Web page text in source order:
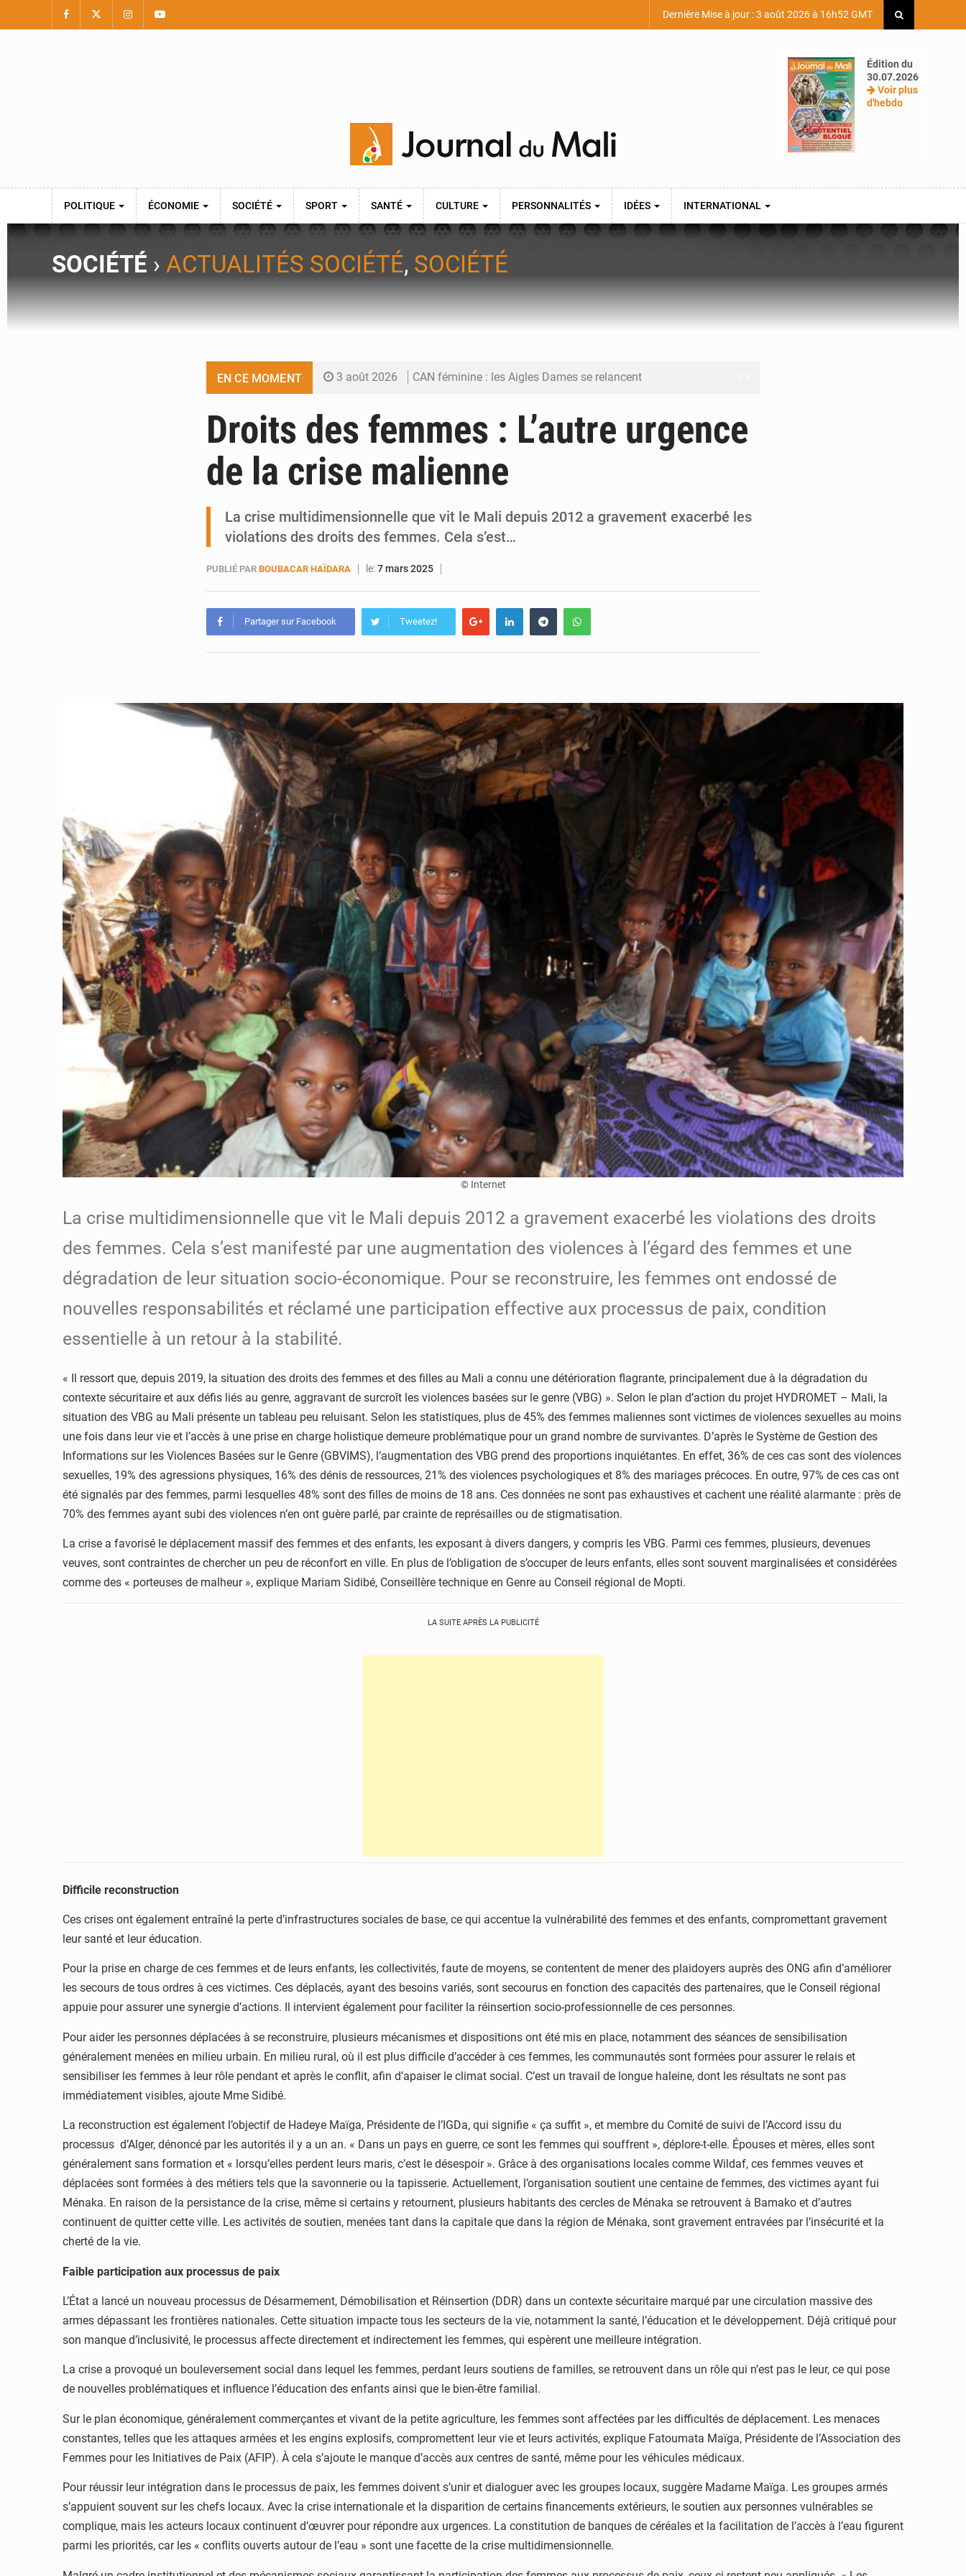
Dernière Mise à jour : 3 août 2026 à 16h52 GMT
Édition du
30.07.2026
Voir plus
d'hebdo
POLITIQUE ÉCONOMIE SOCIÉTÉ SPORT SANTÉ CULTURE PERSONNALITÉS IDÉES INTERNATIONAL
SOCIÉTÉ › ACTUALITÉS SOCIÉTÉ, SOCIÉTÉ
EN CE MOMENT 3 août 2026 CAN féminine : les Aigles Dames se relancent
3 août 2026 Hivernage : l’anticipation des crues à l’épreuve
3 août 2026 Mobilité étudiante : une présence africaine en hausse dans les universités russes
Droits des femmes : L’autre urgence
de la crise malienne
La crise multidimensionnelle que vit le Mali depuis 2012 a gravement exacerbé les
violations des droits des femmes. Cela s’est…
PUBLIÉ PAR BOUBACAR HAÏDARA le:7 mars 2025
Partager sur Facebook Tweetez!
© Internet
La crise multidimensionnelle que vit le Mali depuis 2012 a gravement exacerbé les violations des droits
des femmes. Cela s’est manifesté par une augmentation des violences à l’égard des femmes et une
dégradation de leur situation socio-économique. Pour se reconstruire, les femmes ont endossé de
nouvelles responsabilités et réclamé une participation effective aux processus de paix, condition
essentielle à un retour à la stabilité.
« Il ressort que, depuis 2019, la situation des droits des femmes et des filles au Mali a connu une détérioration flagrante, principalement due à la dégradation du
contexte sécuritaire et aux défis liés au genre, aggravant de surcroît les violences basées sur le genre (VBG) ». Selon le plan d’action du projet HYDROMET – Mali, la
situation des VBG au Mali présente un tableau peu reluisant. Selon les statistiques, plus de 45% des femmes maliennes sont victimes de violences sexuelles au moins
une fois dans leur vie et l’accès à une prise en charge holistique demeure problématique pour un grand nombre de survivantes. D’après le Système de Gestion des
Informations sur les Violences Basées sur le Genre (GBVIMS), l’augmentation des VBG prend des proportions inquiétantes. En effet, 36% de ces cas sont des violences
sexuelles, 19% des agressions physiques, 16% des dénis de ressources, 21% des violences psychologiques et 8% des mariages précoces. En outre, 97% de ces cas ont
été signalés par des femmes, parmi lesquelles 48% sont des filles de moins de 18 ans. Ces données ne sont pas exhaustives et cachent une réalité alarmante : près de
70% des femmes ayant subi des violences n’en ont guère parlé, par crainte de représailles ou de stigmatisation.
La crise a favorisé le déplacement massif des femmes et des enfants, les exposant à divers dangers, y compris les VBG. Parmi ces femmes, plusieurs, devenues
veuves, sont contraintes de chercher un peu de réconfort en ville. En plus de l’obligation de s’occuper de leurs enfants, elles sont souvent marginalisées et considérées
comme des « porteuses de malheur », explique Mariam Sidibé, Conseillère technique en Genre au Conseil régional de Mopti.
LA SUITE APRÈS LA PUBLICITÉ
Difficile reconstruction
Ces crises ont également entraîné la perte d’infrastructures sociales de base, ce qui accentue la vulnérabilité des femmes et des enfants, compromettant gravement
leur santé et leur éducation.
Pour la prise en charge de ces femmes et de leurs enfants, les collectivités, faute de moyens, se contentent de mener des plaidoyers auprès des ONG afin d’améliorer
les secours de tous ordres à ces victimes. Ces déplacés, ayant des besoins variés, sont secourus en fonction des capacités des partenaires, que le Conseil régional
appuie pour assurer une synergie d’actions. Il intervient également pour faciliter la réinsertion socio-professionnelle de ces personnes.
Pour aider les personnes déplacées à se reconstruire, plusieurs mécanismes et dispositions ont été mis en place, notamment des séances de sensibilisation
généralement menées en milieu urbain. En milieu rural, où il est plus difficile d’accéder à ces femmes, les communautés sont formées pour assurer le relais et
sensibiliser les femmes à leur rôle pendant et après le conflit, afin d’apaiser le climat social. C’est un travail de longue haleine, dont les résultats ne sont pas
immédiatement visibles, ajoute Mme Sidibé.
La reconstruction est également l’objectif de Hadeye Maïga, Présidente de l’IGDa, qui signifie « ça suffit », et membre du Comité de suivi de l’Accord issu du
processus d’Alger, dénoncé par les autorités il y a un an. « Dans un pays en guerre, ce sont les femmes qui souffrent », déplore-t-elle. Épouses et mères, elles sont
généralement sans formation et « lorsqu’elles perdent leurs maris, c’est le désespoir ». Grâce à des organisations locales comme Wildaf, ces femmes veuves et
déplacées sont formées à des métiers tels que la savonnerie ou la tapisserie. Actuellement, l’organisation soutient une centaine de femmes, des victimes ayant fui
Ménaka. En raison de la persistance de la crise, même si certains y retournent, plusieurs habitants des cercles de Ménaka se retrouvent à Bamako et d’autres
continuent de quitter cette ville. Les activités de soutien, menées tant dans la capitale que dans la région de Ménaka, sont gravement entravées par l’insécurité et la
cherté de la vie.
Faible participation aux processus de paix
L’État a lancé un nouveau processus de Désarmement, Démobilisation et Réinsertion (DDR) dans un contexte sécuritaire marqué par une circulation massive des
armes dépassant les frontières nationales. Cette situation impacte tous les secteurs de la vie, notamment la santé, l’éducation et le développement. Déjà critiqué pour
son manque d’inclusivité, le processus affecte directement et indirectement les femmes, qui espèrent une meilleure intégration.
La crise a provoqué un bouleversement social dans lequel les femmes, perdant leurs soutiens de familles, se retrouvent dans un rôle qui n’est pas le leur, ce qui pose
de nouvelles problématiques et influence l’éducation des enfants ainsi que le bien-être familial.
Sur le plan économique, généralement commerçantes et vivant de la petite agriculture, les femmes sont affectées par les difficultés de déplacement. Les menaces
constantes, telles que les attaques armées et les engins explosifs, compromettent leur vie et leurs activités, explique Fatoumata Maïga, Présidente de l’Association des
Femmes pour les Initiatives de Paix (AFIP). À cela s’ajoute le manque d’accès aux centres de santé, même pour les véhicules médicaux.
Pour réussir leur intégration dans le processus de paix, les femmes doivent s’unir et dialoguer avec les groupes locaux, suggère Madame Maïga. Les groupes armés
s’appuient souvent sur les chefs locaux. Avec la crise internationale et la disparition de certains financements extérieurs, le soutien aux personnes vulnérables se
complique, mais les acteurs locaux continuent d’œuvrer pour répondre aux urgences. La constitution de banques de céréales et la facilitation de l’accès à l’eau figurent
parmi les priorités, car les « conflits ouverts autour de l’eau » sont une facette de la crise multidimensionnelle.